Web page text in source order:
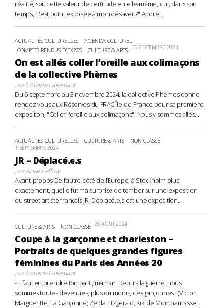
réalité, soit cette valeur de certitude en elle-même, qui, dans son
temps, n'est point exposée à mon désaveu?" André...
ACTUALITÉS CULTURELLES
AGENDA CULTUREL
COMPTES RENDUS D'EXPOS
CULTURE & ARTS 15 SEPTEMBRE 2024
On est allés coller l’oreille aux colimaçons
de la collective Phèmes
parLouane Lallemant
Du 6 septembre au 3 novembre 2024, la collective Phèmes donne
rendez-vous aux Réserves du FRAC Île-de-France pour sa première
exposition, "Coller l'oreille aux colimaçons". Nous y sommes allés,...
ACTUALITÉS CULTURELLES CULTURE & ARTS NON CLASSÉ
1 SEPTEMBRE 2024
JR – Déplacé.e.s
parAnaë Leffray
Avant-propos De l’autre côté de l’Europe, à Stockholm plus
exactement, quelle fut ma surprise de tomber sur une exposition
du street artiste français JR. Déplacé.e.s est une exposition...
CULTURE & ARTS NON CLASSÉ 25 AOÛT 2024
Coupe à la garçonne et charleston –
Portraits de quelques grandes figures
féminines du Paris des Années 20
parLouane Lallemant
- Il faut en prendre ton parti, maman. Depuis la guerre, nous
sommes toutes devenues, plus ou moins, des garçonnes ! (Victor
Margueritte, La Garçonne) Zelda Fitzgerald, Kiki de Montparnasse,...